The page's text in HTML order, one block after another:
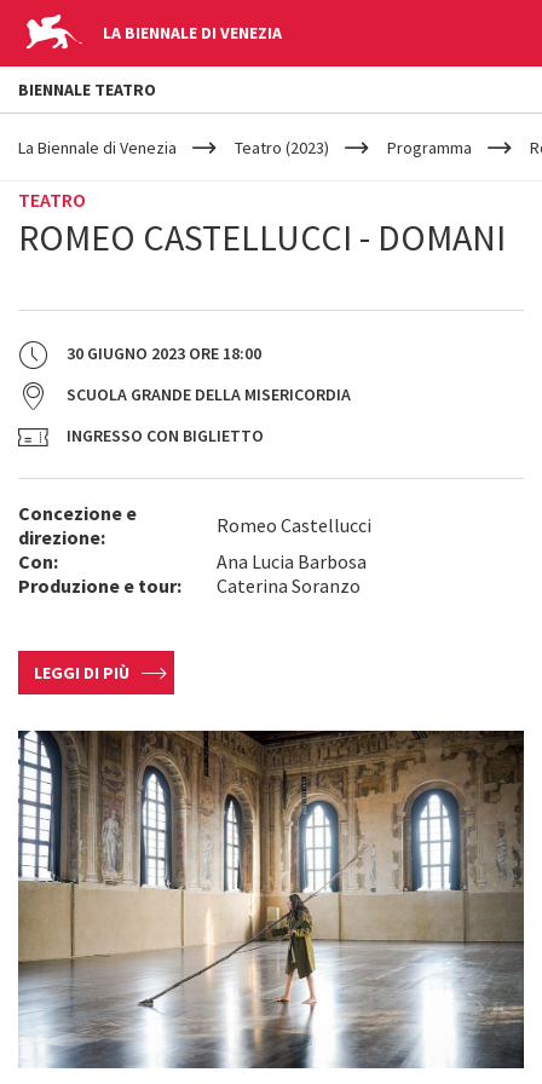
LA BIENNALE DI VENEZIA
YOUR
ARE
La Biennale di Venezia Teatro (2023) Programma
TEATRO
ROMEO CASTELLUCCI - DOMANI
30 GIUGNO 2023 ORE 18:00
SCUOLA GRANDE DELLA MISERICORDIA
INGRESSO CON BIGLIETTO
Concezione e
direzione:
Romeo Castellucci
Con:
Ana Lucia Barbosa
Produzione e tour:
Caterina Soranzo
LEGGI DI PIÙ
BIENNALE TEATRO